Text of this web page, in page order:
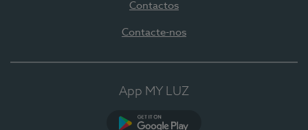
Contactos
Contacte-nos
App MY LUZ